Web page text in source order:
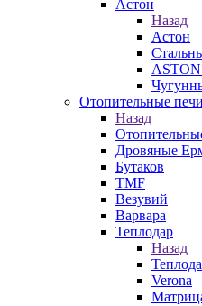
Астон
Назад
Астон
Отопительные печи
Назад
Дровяные
Бутаков
TMF
Везувий
Варвара
Теплодар
Назад
Verona